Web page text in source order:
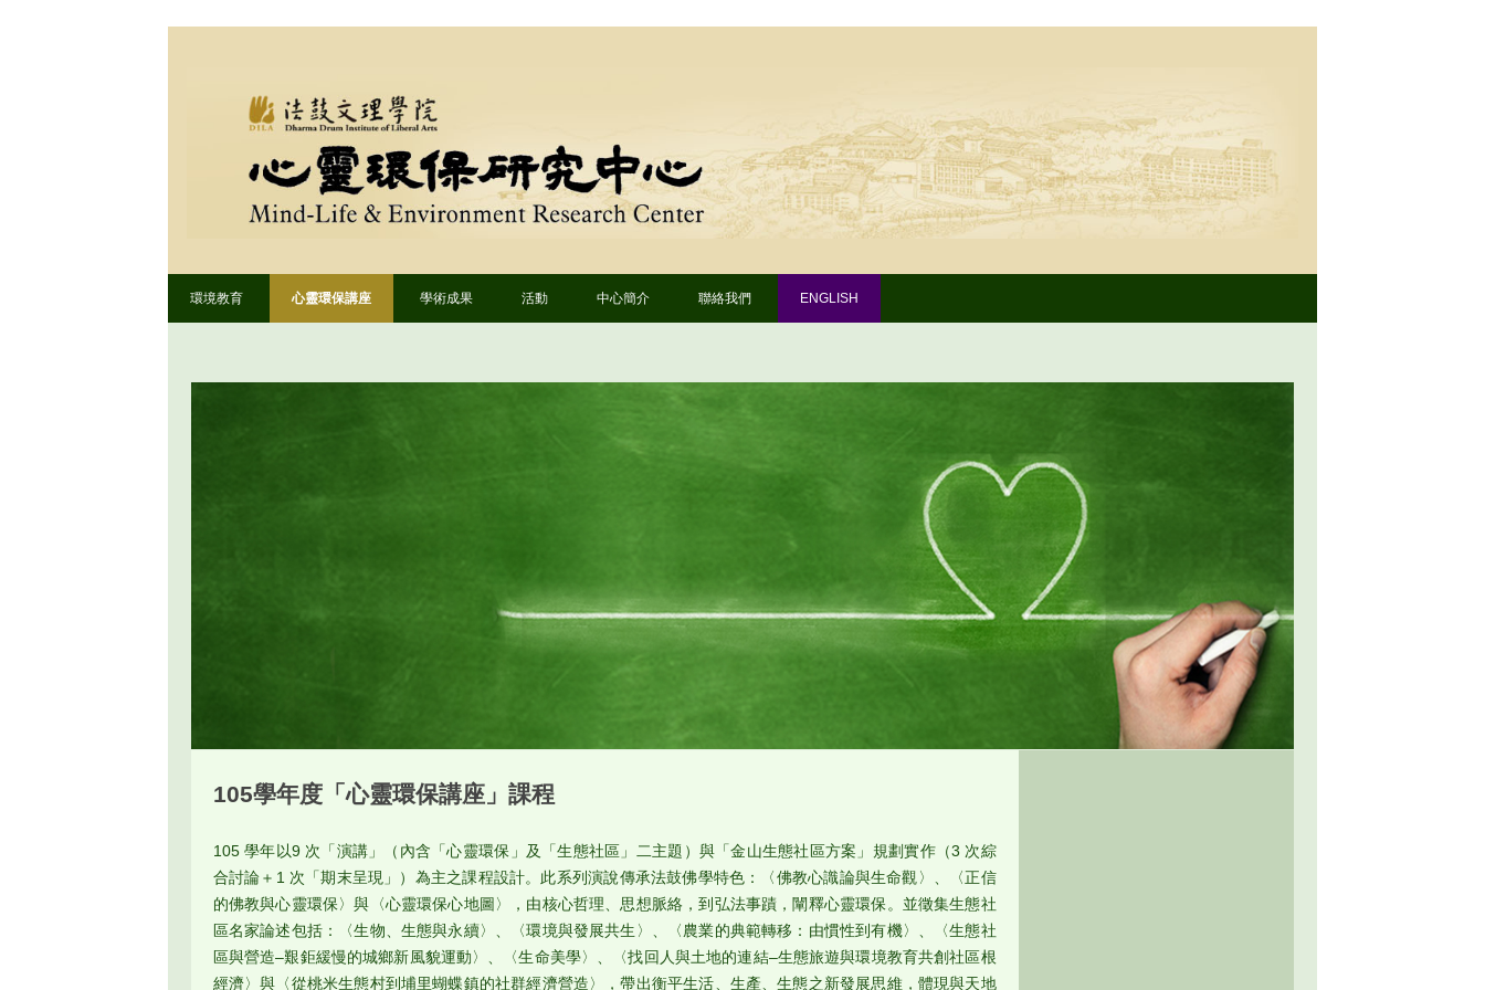
環境教育 心靈環保講座 學術成果 活動 中心簡介 聯絡我們 ENGLISH
105學年度「心靈環保講座」課程
105 學年以9 次「演講」（內含「心靈環保」及「生態社區」二主題）與「金山生態社區方案」規劃實作（3 次綜
合討論＋1 次「期末呈現」）為主之課程設計。此系列演說傳承法鼓佛學特色：〈佛教心識論與生命觀〉、〈正信
的佛教與心靈環保〉與〈心靈環保心地圖〉，由核心哲理、思想脈絡，到弘法事蹟，闡釋心靈環保。並徵集生態社
區名家論述包括：〈生物、生態與永續〉、〈環境與發展共生〉、〈農業的典範轉移：由慣性到有機〉、〈生態社
區與營造–艱鉅緩慢的城鄉新風貌運動〉、〈生命美學〉、〈找回人與土地的連結–生態旅遊與環境教育共創社區根
經濟〉與〈從桃米生態村到埔里蝴蝶鎮的社群經濟營造〉，帶出衡平生活、生產、生態之新發展思維，體現與天地